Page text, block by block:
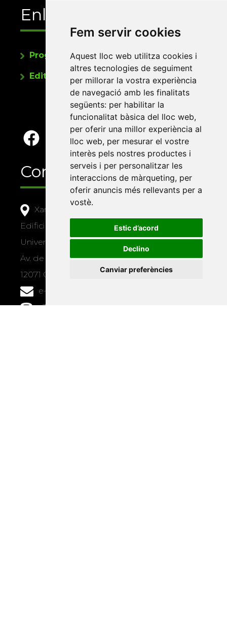
Fem servir cookies
Aquest lloc web utilitza cookies i
altres tecnologies de seguiment
per millorar la vostra experiència
de navegació amb les finalitats
següents: per habilitar la
funcionalitat bàsica del lloc web,
per oferir una millor experiència al
lloc web, per mesurar el vostre
interès pels nostres productes i
serveis i per personalitzar les
interaccions de màrqueting, per
oferir anuncis més rellevants per a
vostè.
Estic d’acord
Declino
Canviar preferències
Enllaços
Programa de publicacions
Editorials universitàries a Twitter
Contacte
Xarxa Vives d'Universitats
Edifici Àgora
Universitat Jaume I, local 10
Av. de Vicent Sos Baynat, s/n
12071 Castelló de la Plana
e-buc@vives.org
+34 964 72 89 93